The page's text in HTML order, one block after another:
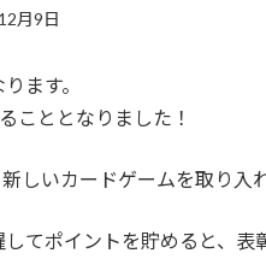
月9日
ます。
こととなりました！
しいカードゲームを取り入
てポイントを貯めると、表